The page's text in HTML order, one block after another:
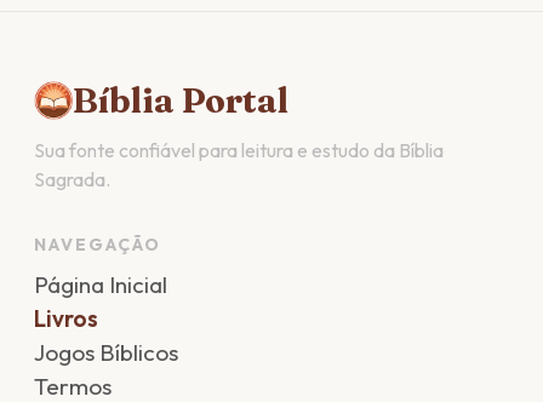
Bíblia Portal
Sua fonte confiável para leitura e estudo da Bíblia
Sagrada.
NAVEGAÇÃO
Página Inicial
Livros
Jogos Bíblicos
Termos